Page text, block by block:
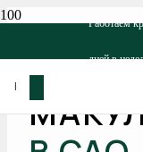
Работаем
дней в
|